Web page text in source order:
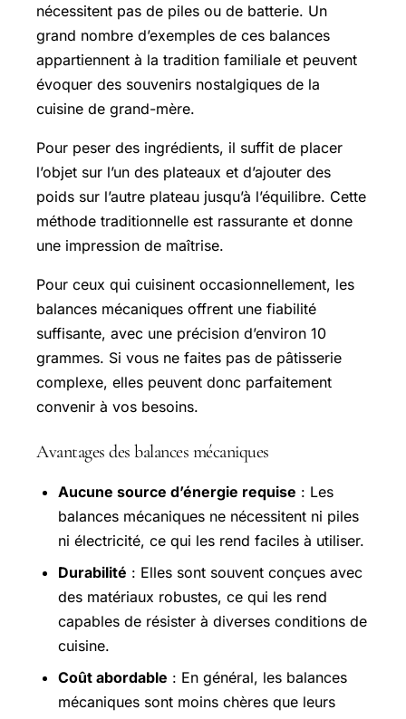
nécessitent pas de piles ou de batterie. Un
grand nombre d’exemples de ces balances
appartiennent à la tradition familiale et peuvent
évoquer des souvenirs nostalgiques de la
cuisine de grand-mère.
Pour peser des ingrédients, il suffit de placer
l’objet sur l’un des plateaux et d’ajouter des
poids sur l’autre plateau jusqu’à l’équilibre. Cette
méthode traditionnelle est rassurante et donne
une impression de maîtrise.
Pour ceux qui cuisinent occasionnellement, les
balances mécaniques offrent une fiabilité
suffisante, avec une précision d’environ 10
grammes. Si vous ne faites pas de pâtisserie
complexe, elles peuvent donc parfaitement
convenir à vos besoins.
Avantages des balances mécaniques
Aucune source d’énergie requise : Les
balances mécaniques ne nécessitent ni piles
ni électricité, ce qui les rend faciles à utiliser.
Durabilité : Elles sont souvent conçues avec
des matériaux robustes, ce qui les rend
capables de résister à diverses conditions de
cuisine.
Coût abordable : En général, les balances
mécaniques sont moins chères que leurs